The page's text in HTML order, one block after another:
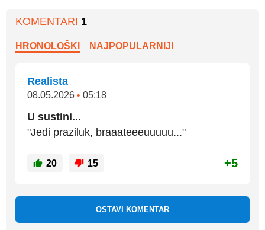
KOMENTARI 1
HRONOLOŠKI NAJPOPULARNIJI
Realista
08.05.2026 • 05:18
U sustini...
"Jedi praziluk, braaateeeuuuuu..."
20 15 +5
OSTAVI KOMENTAR